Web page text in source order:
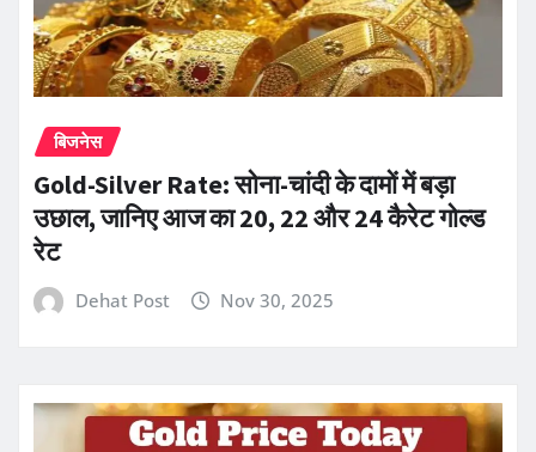
बिजनेस
Gold-Silver Rate: सोना-चांदी के दामों में बड़ा
उछाल, जानिए आज का 20, 22 और 24 कैरेट गोल्ड
रेट
Dehat Post Nov 30, 2025